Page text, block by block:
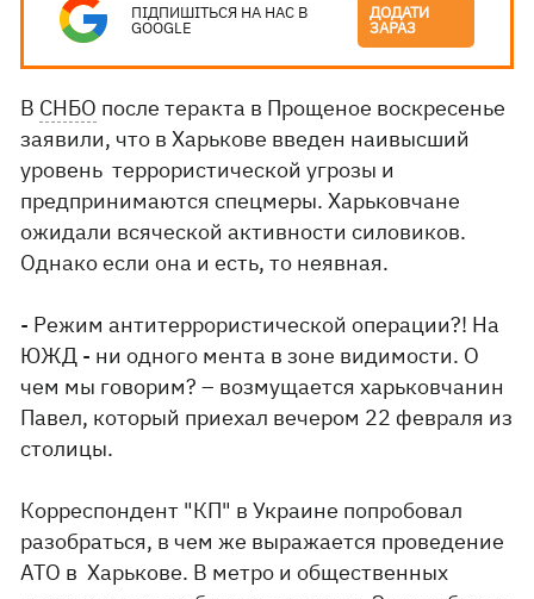
ПІДПИШІТЬСЯ НА НАС В
GOOGLE
ДОДАТИ
ЗАРАЗ
В СНБО после теракта в Прощеное воскресенье
заявили, что в Харькове введен наивысший
уровень террористической угрозы и
предпринимаются спецмеры. Харьковчане
ожидали всяческой активности силовиков.
Однако если она и есть, то неявная.
- Режим антитеррористической операции?! На
ЮЖД - ни одного мента в зоне видимости. О
чем мы говорим? – возмущается харьковчанин
Павел, который приехал вечером 22 февраля из
столицы.
Корреспондент "КП" в Украине попробовал
разобраться, в чем же выражается проведение
АТО в Харькове. В метро и общественных